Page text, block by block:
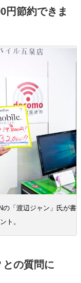
円節約できま
の「渡辺ジャン」氏が書
ト。
の質問に